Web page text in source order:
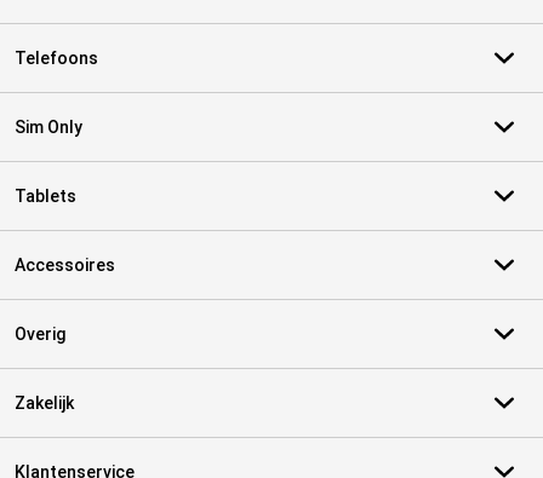
Telefoons
Sim Only
Tablets
Accessoires
Overig
Zakelijk
Klantenservice